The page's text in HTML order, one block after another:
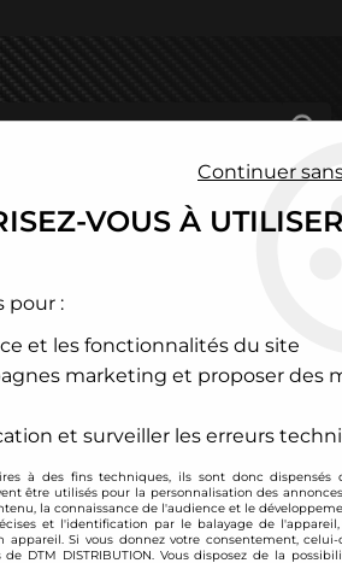
>Corsa C Combinés filetés Opel
TA TECHNIX
Combinés
Soyez le premier à
279,00 €TTC
Réf. :*EVOGWOP03-1
Continuer
VOUS À
pour :
et les fonctionnalités du site
marketing et proposer des
et surveiller les erreurs
à des fins techniques, ils sont donc dispensés
être utilisés pour la personnalisation des
la connaissance de l'audience et le
et l'identification par le balayage de
appareil. Si vous donnez votre consentement,
de DTM DISTRIBUTION. Vous disposez de la